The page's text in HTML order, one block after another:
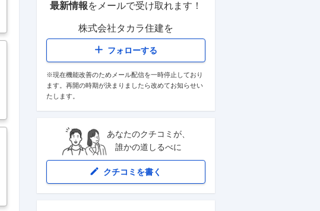
最新情報をメールで受け取れます！
株式会社タカラ住建を
フォローする
※現在機能改善のためメール配信を一時停止しており
ます。再開の時期が決まりましたら改めてお知らせい
たします。
あなたのクチコミが、
誰かの道しるべに
クチコミを書く